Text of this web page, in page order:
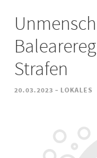
Strafen
20.03.2023 - LOKALES